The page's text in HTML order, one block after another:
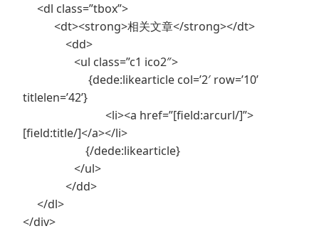
<dl class=”tbox”>
<dt><strong>相关文章</strong></dt>
<dd>
<ul class=”c1 ico2″>
{dede:likearticle col=’2′ row=’10’
titlelen=’42’}
<li><a href=”[field:arcurl/]”>
[field:title/]</a></li>
{/dede:likearticle}
</ul>
</dd>
</dl>
</div>